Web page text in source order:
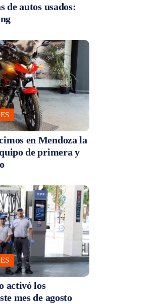
de autos usados:
en Mendoza la
de primera y
activó los
mes de agosto